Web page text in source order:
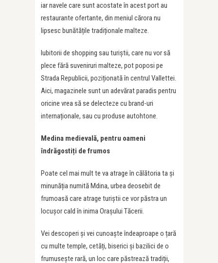
iar navele care sunt acostate în acest port au
restaurante ofertante, din meniul cărora nu
lipsesc bunătățile tradiționale malteze.
Iubitorii de shopping sau turiștii, care nu vor să
plece fără suveniruri malteze, pot poposi pe
Strada Republicii, poziționată în centrul Vallettei.
Aici, magazinele sunt un adevărat paradis pentru
oricine vrea să se delecteze cu brand-uri
internaționale, sau cu produse autohtone.
Medina medievală, pentru oameni
îndrăgostiți de frumos
Poate cel mai mult te va atrage în călătoria ta și
minunăția numită Mdina, urbea deosebit de
frumoasă care atrage turiștii ce vor păstra un
locușor cald în inima Orașului Tăcerii.
Vei descoperi și vei cunoaște îndeaproape o țară
cu multe temple, cetăți, biserici și bazilici de o
frumusește rară, un loc care păstrează tradiții,